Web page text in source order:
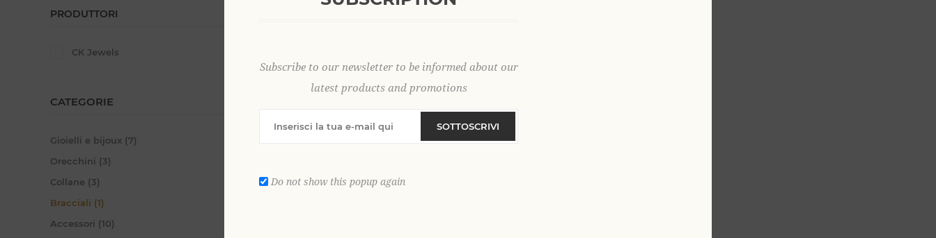
PRODUTTORI
CK Jewels
CATEGORIE
Gioielli e bijoux (7)
Orecchini (3)
Collane (3)
Bracciali (1)
Accessori (10)
Subscribe to our newsletter to be informed about our
latest products and promotions
SOTTOSCRIVI
Do not show this popup again